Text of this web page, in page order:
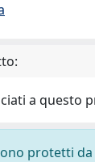
a questo
protetti